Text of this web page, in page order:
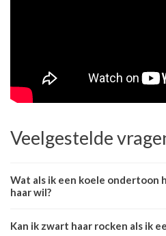
Veelgestelde
Wat als ik een koele ondertoon
haar wil?
Kan ik zwart haar rocken als ik